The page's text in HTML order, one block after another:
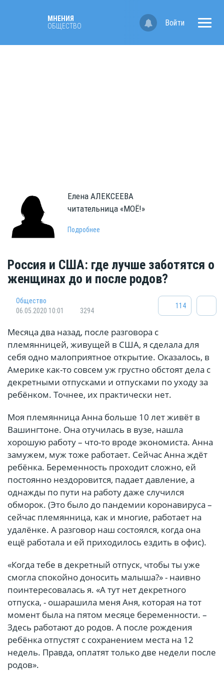
МНЕНИЯ
ОБЩЕСТВО
Войти
Елена АЛЕКСЕЕВА
читательница «МОЁ!»
Подробнее
Россия и США: где лучше заботятся о
женщинах до и после родов?
Общество
06.05.2020 10:01
3294
114
Месяца два назад, после разговора с
племянницей, живущей в США, я сделала для
себя одно малоприятное открытие. Оказалось, в
Америке как-то совсем уж грустно обстоят дела с
декретными отпусками и отпусками по уходу за
ребёнком. Точнее, их практически нет.
Моя племянница Анна больше 10 лет живёт в
Вашингтоне. Она отучилась в вузе, нашла
хорошую работу – что-то вроде экономиста. Анна
замужем, муж тоже работает. Сейчас Анна ждёт
ребёнка. Беременность проходит сложно, ей
постоянно нездоровится, падает давление, а
однажды по пути на работу даже случился
обморок. (Это было до пандемии коронавируса –
сейчас племянница, как и многие, работает на
удалёнке. А разговор наш состоялся, когда она
ещё работала и ей приходилось ездить в офис).
«Когда тебе в декретный отпуск, чтобы ты уже
смогла спокойно доносить малыша?» - наивно
поинтересовалась я. «А тут нет декретного
отпуска, - ошарашила меня Аня, которая на тот
момент была на пятом месяце беременности. –
Здесь работают до родов. А после рождения
ребёнка отпустят с сохранением места на 12
недель. Правда, оплатят только две недели после
родов».